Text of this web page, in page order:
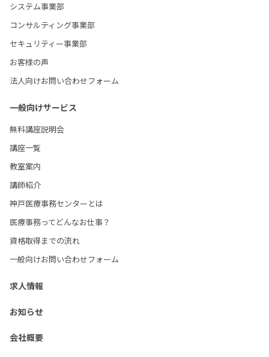
システム事業部
コンサルティング事業部
セキュリティー事業部
お客様の声
法人向けお問い合わせフォーム
一般向けサービス
無料講座説明会
講座一覧
教室案内
講師紹介
神戸医療事務センターとは
医療事務ってどんなお仕事？
資格取得までの流れ
一般向けお問い合わせフォーム
求人情報
お知らせ
会社概要